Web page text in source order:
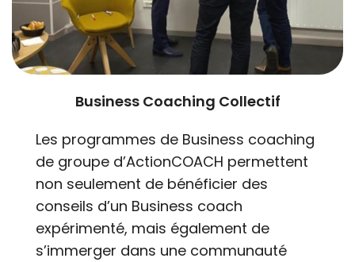
Business Coaching Collectif
Les programmes de Business coaching
de groupe d’ActionCOACH permettent
non seulement de bénéficier des
conseils d’un Business coach
expérimenté, mais également de
s’immerger dans une communauté